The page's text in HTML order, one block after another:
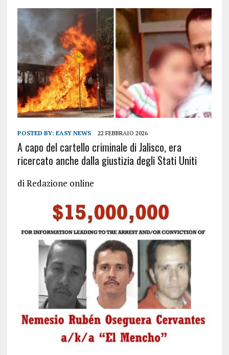
POSTED BY: EASY NEWS 22 FEBBRAIO 2026
A capo del cartello criminale di Jalisco, era
ricercato anche dalla giustizia degli Stati Uniti
diRedazione online